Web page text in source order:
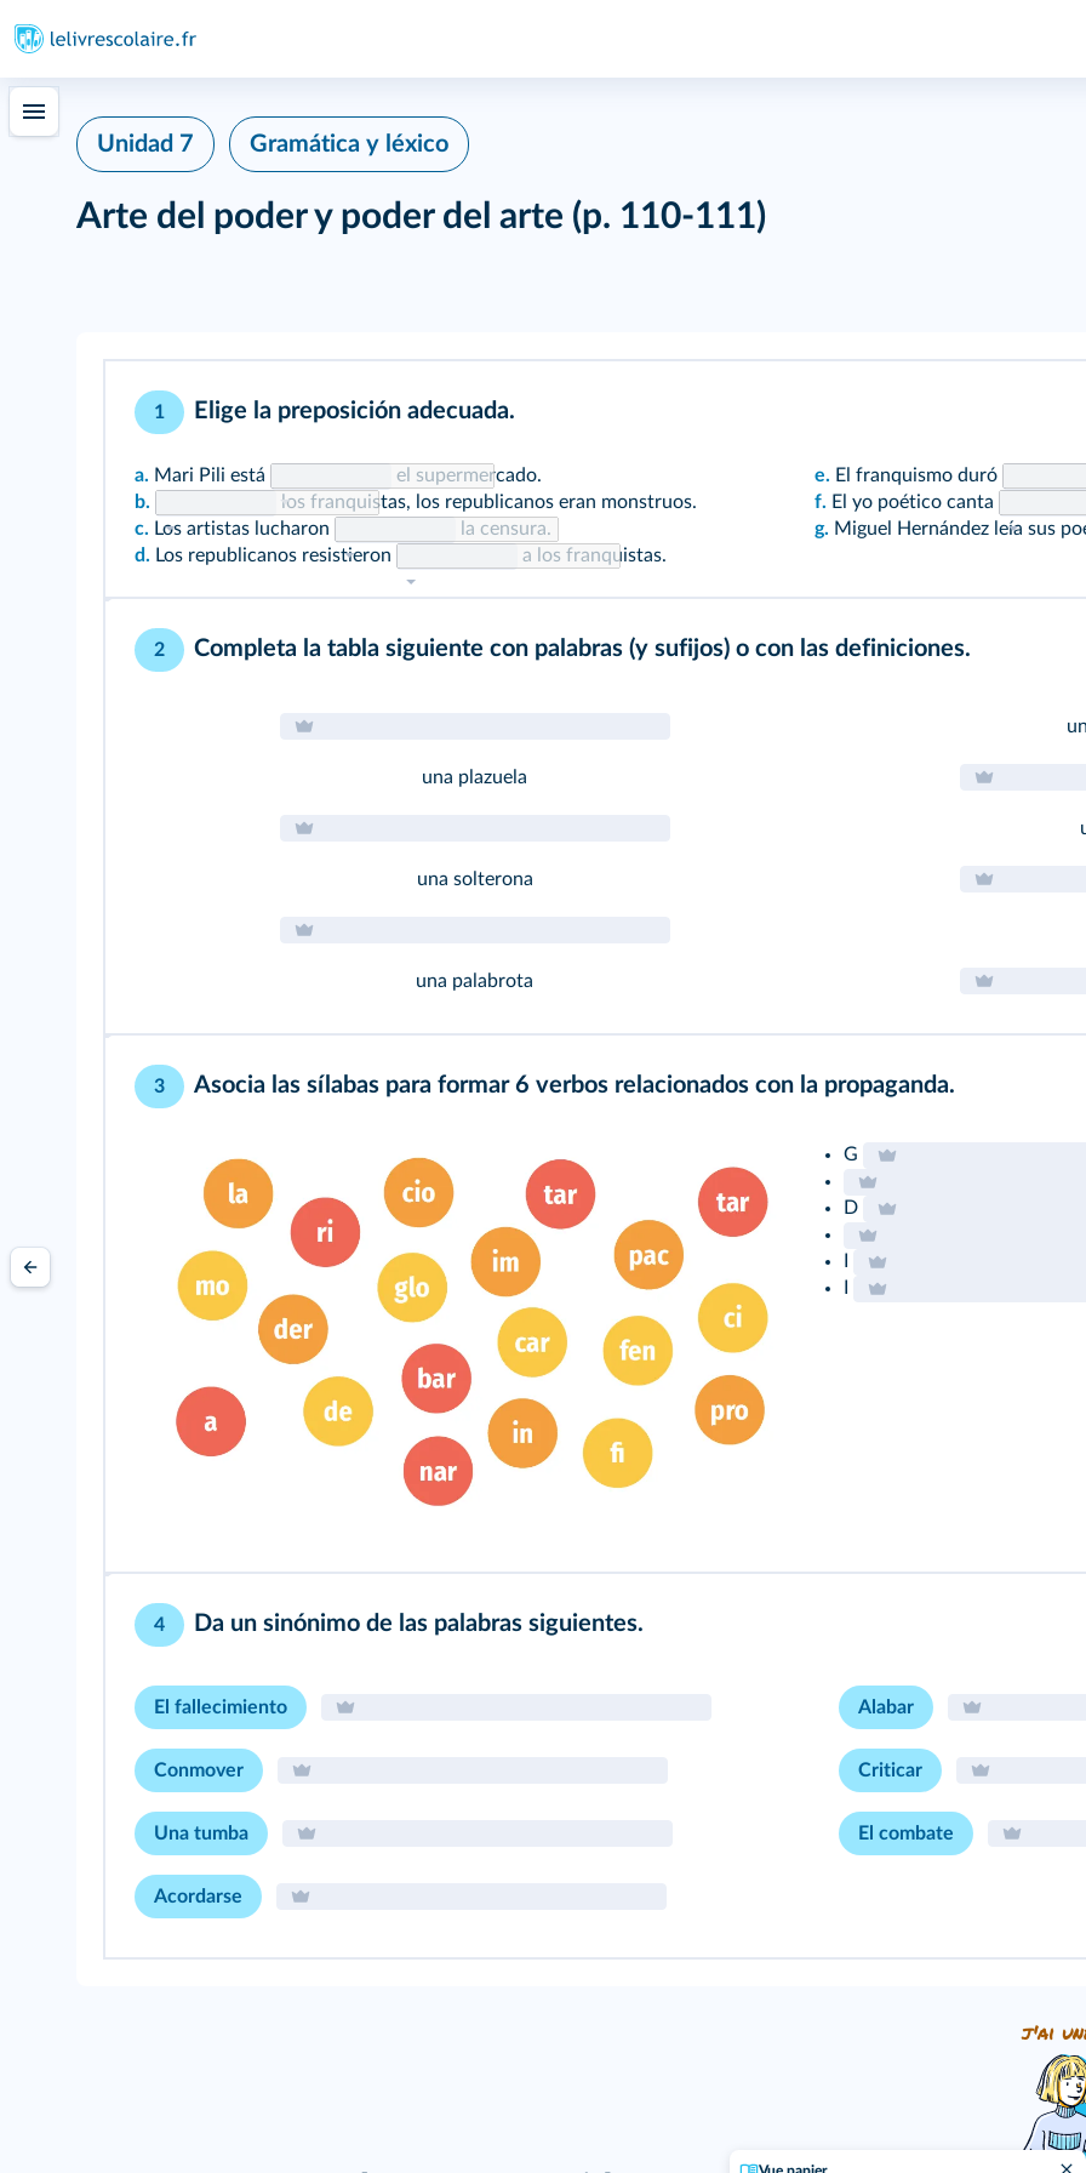
Unidad 7 Gramática y léxico
Arte del poder y poder del arte (p. 110‑111)
1 Elige la preposición adecuada.
a. Mari Pili está
el supermercado.
b.
los franquistas, los republicanos eran monstruos.
c. Los artistas lucharon
la censura.
d. Los republicanos resistieron a los franquistas.
e. El franquismo duró
f. El yo poético canta
g. Miguel Hernández leía sus
2 Completa la tabla siguiente con palabras (y sufijos) o con las definiciones.
una plazuela
una solterona
una palabrota
3 Asocia las sílabas para formar 6 verbos relacionados con la propaganda.
G
D
4 Da un sinónimo de las palabras siguientes.
El fallecimiento
Conmover
Una tumba
Acordarse
Alabar
Criticar
El combate
j'ai